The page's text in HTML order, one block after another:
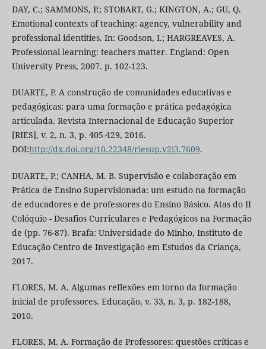
DAY, C.; SAMMONS, P.; STOBART, G.; KINGTON, A.; GU, Q.
Emotional contexts of teaching: agency, vulnerability and
professional identities. In: Goodson, I.; HARGREAVES, A.
Professional learning: teachers matter. England: Open
University Press, 2007. p. 102-123.
DUARTE, P. A construção de comunidades educativas e
pedagógicas: para uma formação e prática pedagógica
articulada. Revista Internacional de Educação Superior
[RIES], v. 2, n. 3, p. 405-429, 2016.
DOI:http://dx.doi.org/10.22348/riesup.v2i3.7609.
DUARTE, P.; CANHA, M. B. Supervisão e colaboração em
Prática de Ensino Supervisionada: um estudo na formação
de educadores e de professores do Ensino Básico. Atas do II
Colóquio - Desafios Curriculares e Pedagógicos na Formação
de (pp. 76-87). Brafa: Universidade do Minho, Instituto de
Educação Centro de Investigação em Estudos da Criança,
2017.
FLORES, M. A. Algumas reflexões em torno da formação
inicial de professores. Educação, v. 33, n. 3, p. 182-188,
2010.
FLORES, M. A. Formação de Professores: questões críticas e